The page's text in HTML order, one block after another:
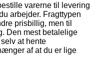
varerne til levering
arbejder. Fragttypen
prisbillig, men til
Den mest betalelige
at hente
af at du er lige